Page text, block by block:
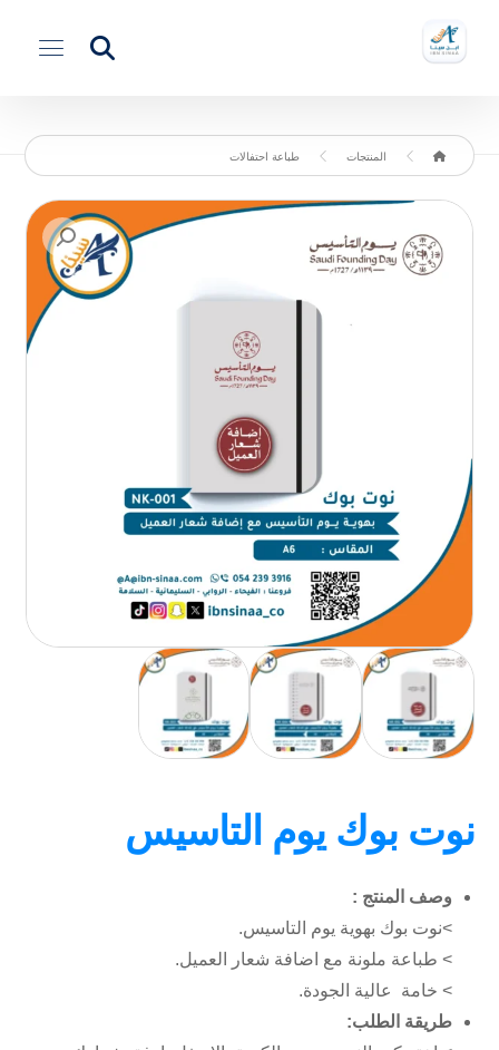
المنتجات طباعة احتفالات
نوت بوك يوم التاسيس
وصف المنتج :
>نوت بوك بهوية يوم التاسيس.
> طباعة ملونة مع اضافة شعار العميل.
> خامة عالية الجودة.
طريقة الطلب: